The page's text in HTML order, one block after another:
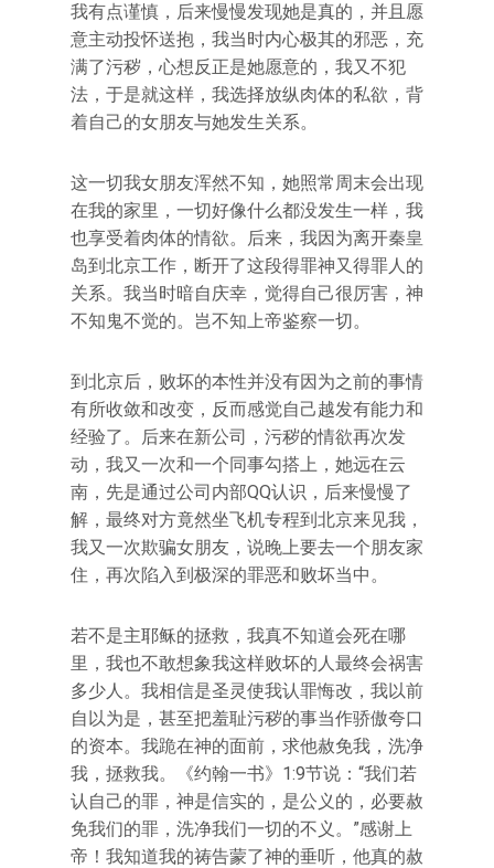
我有点谨慎，后来慢慢发现她是真的，并且愿
意主动投怀送抱，我当时内心极其的邪恶，充
满了污秽，心想反正是她愿意的，我又不犯
法，于是就这样，我选择放纵肉体的私欲，背
着自己的女朋友与她发生关系。
这一切我女朋友浑然不知，她照常周末会出现
在我的家里，一切好像什么都没发生一样，我
也享受着肉体的情欲。后来，我因为离开秦皇
岛到北京工作，断开了这段得罪神又得罪人的
关系。我当时暗自庆幸，觉得自己很厉害，神
不知鬼不觉的。岂不知上帝鉴察一切。
到北京后，败坏的本性并没有因为之前的事情
有所收敛和改变，反而感觉自己越发有能力和
经验了。后来在新公司，污秽的情欲再次发
动，我又一次和一个同事勾搭上，她远在云
南，先是通过公司内部QQ认识，后来慢慢了
解，最终对方竟然坐飞机专程到北京来见我，
我又一次欺骗女朋友，说晚上要去一个朋友家
住，再次陷入到极深的罪恶和败坏当中。
若不是主耶稣的拯救，我真不知道会死在哪
里，我也不敢想象我这样败坏的人最终会祸害
多少人。我相信是圣灵使我认罪悔改，我以前
自以为是，甚至把羞耻污秽的事当作骄傲夸口
的资本。我跪在神的面前，求他赦免我，洗净
我，拯救我。《约翰一书》1:9节说：“我们若
认自己的罪，神是信实的，是公义的，必要赦
免我们的罪，洗净我们一切的不义。”感谢上
帝！我知道我的祷告蒙了神的垂听，他真的赦